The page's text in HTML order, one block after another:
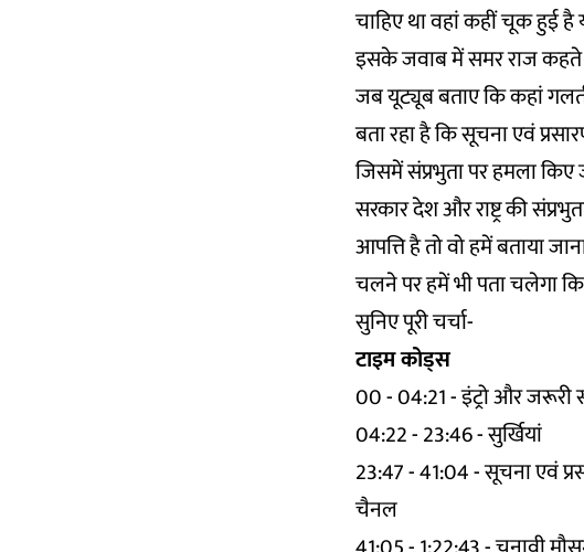
चाहिए था वहां कहीं चूक हुई
इसके जवाब में समर राज कहते
जब यूट्यूब बताए कि कहां
बता रहा है कि सूचना एवं
जिसमें संप्रभुता पर हमला
सरकार देश और राष्ट्र की
आपत्ति है तो वो हमें बताया
चलने पर हमें भी पता चलेगा
सुनिए पूरी चर्चा-
टाइम कोड्स
00 - 04:21 - इंट्रो और जरूरी
04:22 - 23:46 - सुर्खियां
23:47 - 41:04 - सूचना एवं
चैनल